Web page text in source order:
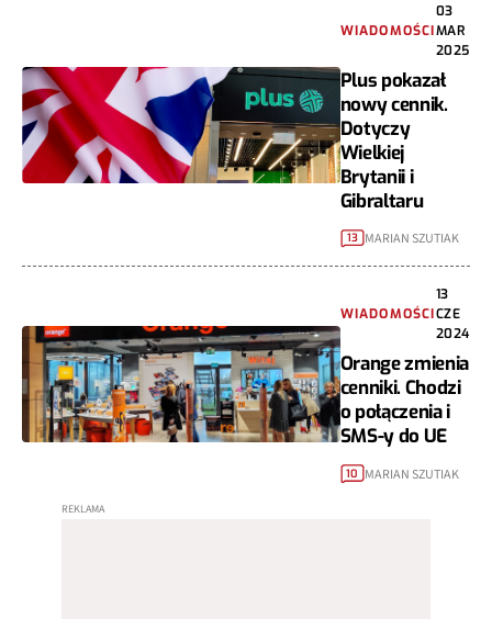
WIADOMOŚCI
03
MAR
2025
Plus pokazał
nowy cennik.
Dotyczy
Wielkiej
Brytanii i
Gibraltaru
13 MARIAN SZUTIAK
WIADOMOŚCI
13
CZE
2024
Orange zmienia
cenniki. Chodzi
o połączenia i
SMS-y do UE
10 MARIAN SZUTIAK